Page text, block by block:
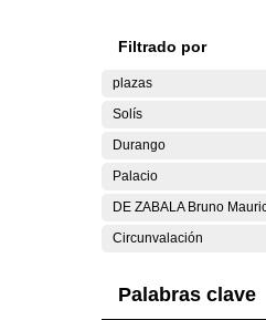
Filtrado por
plazas
Solís
Durango
Palacio
DE ZABALA Bruno
Circunvalación
Palabras clave